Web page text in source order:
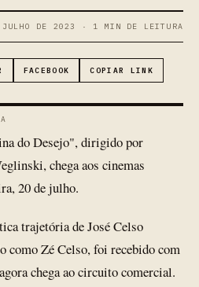
DE 2023 · 1 MIN DE LEITURA
FACEBOOK COPIAR LINK
do Desejo", dirigido por
chega aos cinemas
20 de julho.
trajetória de José Celso
como Zé Celso, foi recebido com
chega ao circuito comercial.